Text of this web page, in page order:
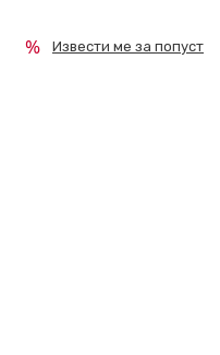
Извести ме за попуст